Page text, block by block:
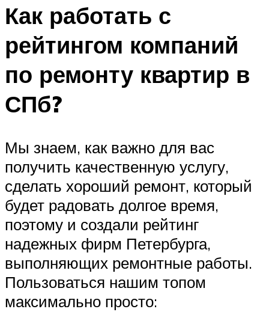
Как работать с
рейтингом компаний
по ремонту квартир в
СПб?
Мы знаем, как важно для вас
получить качественную услугу,
сделать хороший ремонт, который
будет радовать долгое время,
поэтому и создали рейтинг
надежных фирм Петербурга,
выполняющих ремонтные работы.
Пользоваться нашим топом
максимально просто: